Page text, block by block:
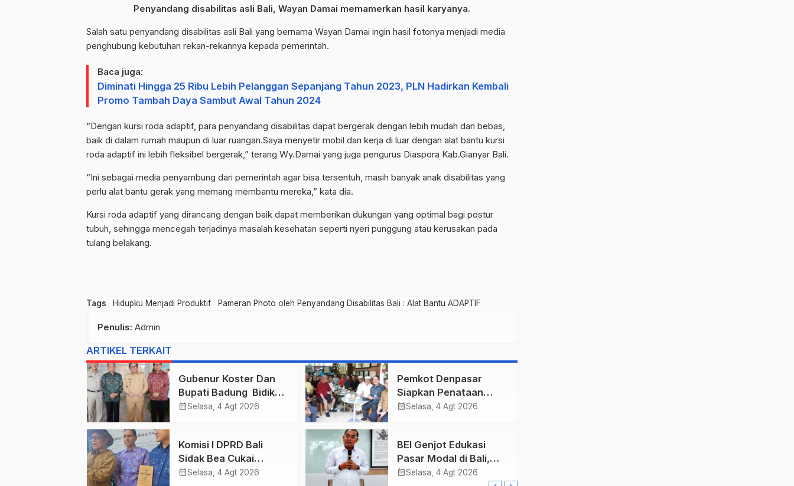
Penyandang disabilitas asli Bali, Wayan Damai memamerkan hasil karyanya.
Salah satu penyandang disabilitas asli Bali yang bernama Wayan Damai ingin hasil fotonya menjadi media
penghubung kebutuhan rekan-rekannya kepada pemerintah.
Baca juga:
Diminati Hingga 25 Ribu Lebih Pelanggan Sepanjang Tahun 2023, PLN Hadirkan Kembali
Promo Tambah Daya Sambut Awal Tahun 2024
“Dengan kursi roda adaptif, para penyandang disabilitas dapat bergerak dengan lebih mudah dan bebas,
baik di dalam rumah maupun di luar ruangan.Saya menyetir mobil dan kerja di luar dengan alat bantu kursi
roda adaptif ini lebih fleksibel bergerak,” terang Wy.Damai yang juga pengurus Diaspora Kab.Gianyar Bali.
“Ini sebagai media penyambung dari pemerintah agar bisa tersentuh, masih banyak anak disabilitas yang
perlu alat bantu gerak yang memang membantu mereka,” kata dia.
Kursi roda adaptif yang dirancang dengan baik dapat memberikan dukungan yang optimal bagi postur
tubuh, sehingga mencegah terjadinya masalah kesehatan seperti nyeri punggung atau kerusakan pada
tulang belakang.
Tags Hidupku Menjadi Produktif Pameran Photo oleh Penyandang Disabilitas Bali : Alat Bantu ADAPTIF
Penulis: Admin
ARTIKEL TERKAIT
Gubenur Koster Dan
Bupati Badung Bidik
Obligasi Daerah :
calendar_monthSelasa, 4 Agt 2026
Pemkot Denpasar
Siapkan Penataan
Wajah Pusat Kota,
Prioritas
calendar_monthSelasa, 4 Agt 2026
Komisi I DPRD Bali
Sidak Bea Cukai
Ngurah Rai : Aneh Bea
calendar_monthSelasa, 4 Agt 2026
BEI Genjot Edukasi
Pasar Modal di Bali,
Obligasi Daerah Dinilai
calendar_monthSelasa, 4 Agt 2026